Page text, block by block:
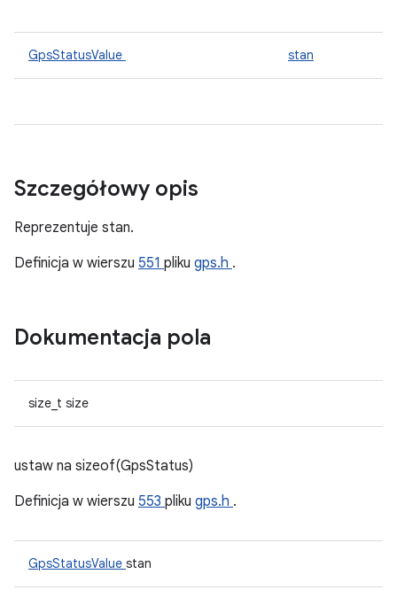
GpsStatusValue stan
Szczegółowy opis
Reprezentuje stan.
Definicja w wierszu 551 pliku gps.h .
Dokumentacja pola
size_t size
ustaw na sizeof(GpsStatus)
Definicja w wierszu 553 pliku gps.h .
GpsStatusValue stan